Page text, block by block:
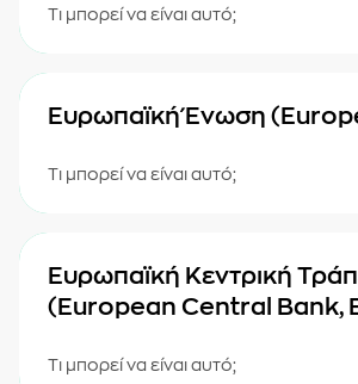
Τι μπορεί να είναι αυτό;
Ευρωπαϊκή Ένωση
Τι μπορεί να είναι αυτό;
Ευρωπαϊκή Κεντρική
(European Central Bank,
Τι μπορεί να είναι αυτό;